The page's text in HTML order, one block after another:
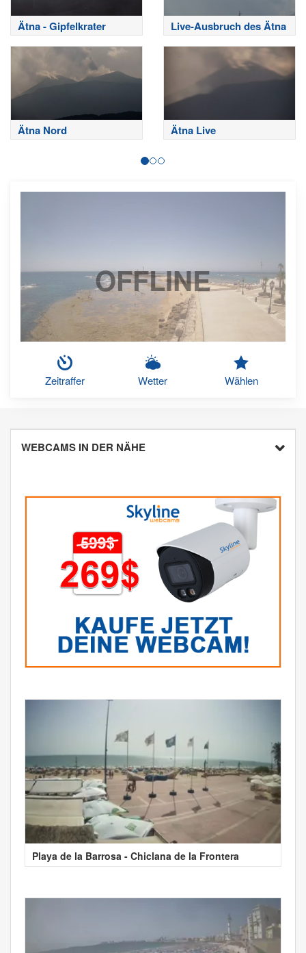
Ätna - Gipfelkrater Live-Ausbruch des Ätna
Ätna Nord Ätna Live
OFFLINE
Zeitraffer Wetter Wählen
WEBCAMS IN DER NÄHE
Playa de la Barrosa - Chiclana de la Frontera